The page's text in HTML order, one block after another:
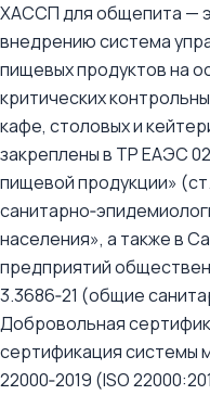
ХАССП для общепита —
внедрению система
пищевых продуктов на
критических
кафе, столовых и
закреплены в ТР ЕАЭС
пищевой продукции»
населения», а также в
предприятий
3.3686‑21 (общие
Добровольная
сертификация
22000‑2019 (ISO